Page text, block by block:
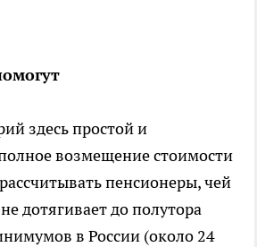
здесь простой и
возмещение стоимости
пенсионеры, чей
дотягивает до полутора
в России (около 24